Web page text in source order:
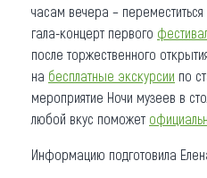
часам вечера –
гала-концерт первого
после торжественного
на бесплатные экскурсии по
мероприятие Ночи музеев в
любой вкус поможет
Информацию подготовила